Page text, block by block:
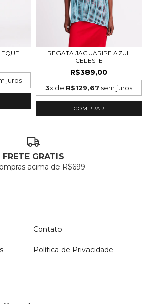
juros
REGATA JAGUARIPE AZUL
CELESTE
R$389,00
3x de R$129,67 sem juros
COMPRAR
FRETE GRATIS
acima de R$699
Contato
Política de Privacidade